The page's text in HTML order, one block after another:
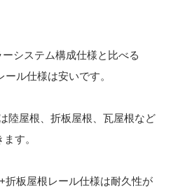
システム構成仕様と比べる
ル仕様は安いです。
陸屋根、折板屋根、瓦屋根など
す。
折板屋根レール仕様は耐久性が